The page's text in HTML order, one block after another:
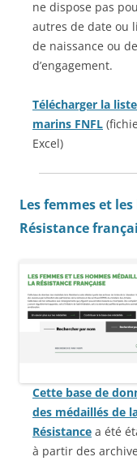
ne dispose pas
autres de date ou
de naissance ou
d’engagement.
Télécharger la
marins FNFL
Excel)
Les femmes et
Résistance
Cette base de
des médaillés de
Résistance a été
à partir des